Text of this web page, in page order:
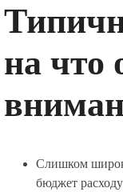
на что
Слишком
бюджет